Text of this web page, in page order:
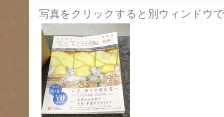
写真をクリックすると別ウィンドウ